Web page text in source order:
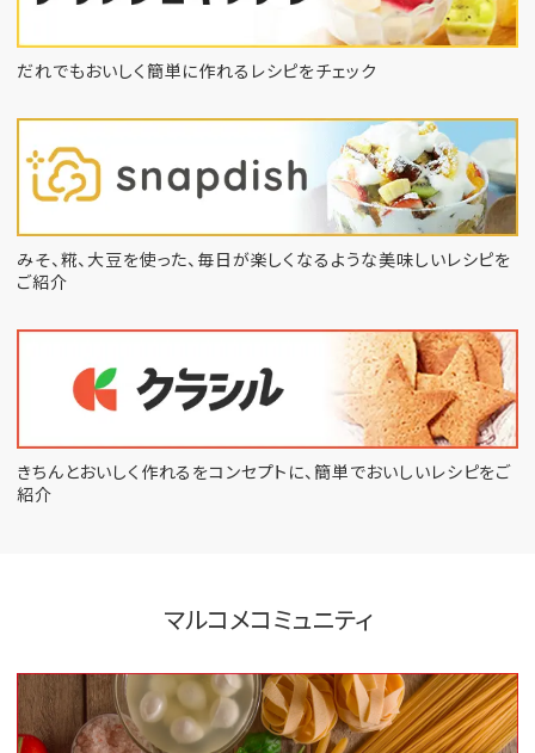
だれでもおいしく簡単に作れるレシピをチェック
みそ、糀、大豆を使った、毎日が楽しくなるような美味しいレシピを
ご紹介
きちんとおいしく作れるをコンセプトに、 簡単でおいしいレシピをご
紹介
マルコメコミュニティ